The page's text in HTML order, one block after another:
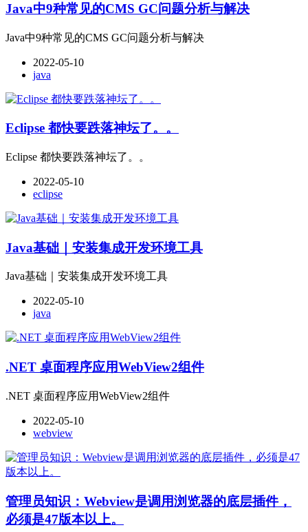
Java中9种常见的CMS GC问题分析与解决
Java中9种常见的CMS GC问题分析与解决
2022-05-10
java
Eclipse 都快要跌落神坛了。。
Eclipse 都快要跌落神坛了。。
2022-05-10
eclipse
Java基础｜安装集成开发环境​工具
Java基础｜安装集成开发环境​工具
2022-05-10
java
.NET 桌面程序应用WebView2组件
.NET 桌面程序应用WebView2组件
2022-05-10
webview
管理员知识：Webview是调用浏览器的底层插件，
必须是47版本以上。